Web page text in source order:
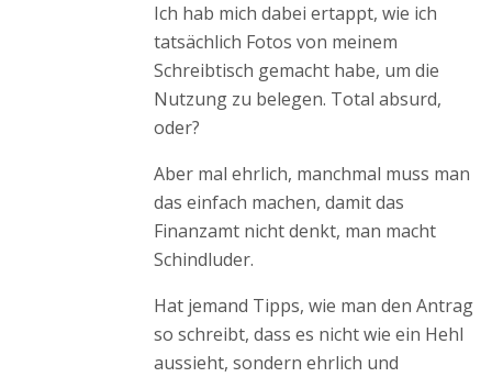
Ich hab mich dabei ertappt, wie ich
tatsächlich Fotos von meinem
Schreibtisch gemacht habe, um die
Nutzung zu belegen. Total absurd,
oder?
Aber mal ehrlich, manchmal muss man
das einfach machen, damit das
Finanzamt nicht denkt, man macht
Schindluder.
Hat jemand Tipps, wie man den Antrag
so schreibt, dass es nicht wie ein Hehl
aussieht, sondern ehrlich und